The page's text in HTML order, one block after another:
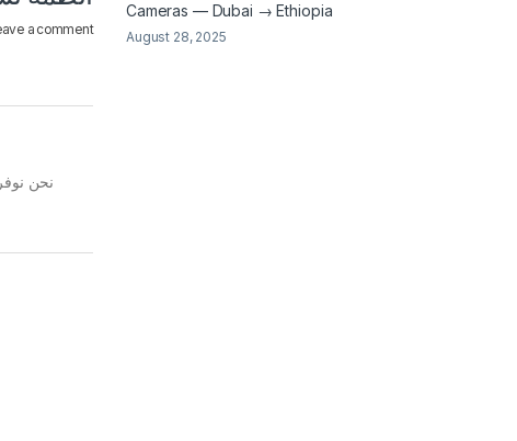
a comment
نحن
Cameras — Dubai → Ethiopia
August 28, 2025